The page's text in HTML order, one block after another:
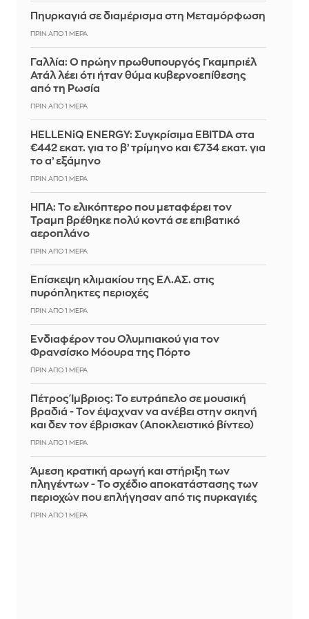
Πηυρκαγιά σε διαμέρισμα στη Μεταμόρφωση
ΠΡΙΝ ΑΠΌ 1 ΜΈΡΑ
Γαλλία: Ο πρώην πρωθυπουργός Γκαμπριέλ
Ατάλ λέει ότι ήταν θύμα κυβερνοεπίθεσης
από τη Ρωσία
ΠΡΙΝ ΑΠΌ 1 ΜΈΡΑ
HELLENiQ ENERGY: Συγκρίσιμα EBITDA στα
€442 εκατ. για το β’ τρίμηνο και €734 εκατ. για
το α’ εξάμηνο
ΠΡΙΝ ΑΠΌ 1 ΜΈΡΑ
ΗΠΑ: Το ελικόπτερο που μεταφέρει τον
Τραμπ βρέθηκε πολύ κοντά σε επιβατικό
αεροπλάνο
ΠΡΙΝ ΑΠΌ 1 ΜΈΡΑ
Επίσκεψη κλιμακίου της ΕΛ.ΑΣ. στις
πυρόπληκτες περιοχές
ΠΡΙΝ ΑΠΌ 1 ΜΈΡΑ
Ενδιαφέρον του Ολυμπιακού για τον
Φρανσίσκο Μόουρα της Πόρτο
ΠΡΙΝ ΑΠΌ 1 ΜΈΡΑ
Πέτρος Ίμβριος: Το ευτράπελο σε μουσική
βραδιά - Τον έψαχναν να ανέβει στην σκηνή
και δεν τον έβρισκαν (Αποκλειστικό βίντεο)
ΠΡΙΝ ΑΠΌ 1 ΜΈΡΑ
Άμεση κρατική αρωγή και στήριξη των
πληγέντων - Το σχέδιο αποκατάστασης των
περιοχών που επλήγησαν από τις πυρκαγιές
ΠΡΙΝ ΑΠΌ 1 ΜΈΡΑ